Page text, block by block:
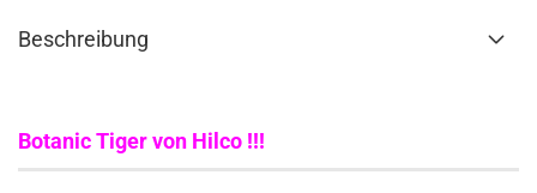
Beschreibung
Botanic Tiger von Hilco !!!